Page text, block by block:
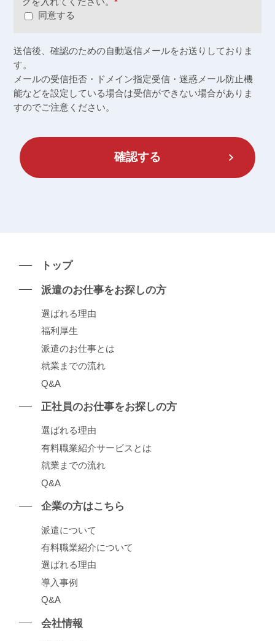
同意する
送信後、確認のための自動返信メールをお送りしておりま
す。
メールの受信拒否・ドメイン指定受信・迷惑メール防止機
能などを設定している場合は受信ができない場合がありま
すのでご注意ください。
確認する
トップ
派遣のお仕事をお探しの⽅
選ばれる理由
福利厚生
派遣のお仕事とは
就業までの流れ
Q&A
正社員のお仕事をお探しの⽅
選ばれる理由
有料職業紹介サービスとは
就業までの流れ
Q&A
企業の⽅はこちら
派遣について
有料職業紹介について
選ばれる理由
導⼊事例
Q&A
会社情報